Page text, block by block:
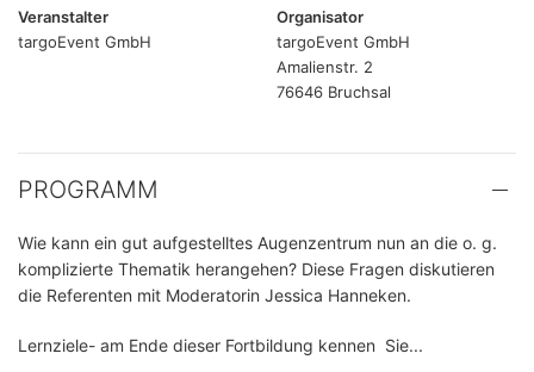
Veranstalter
targoEvent GmbH
Organisator
targoEvent GmbH
Amalienstr. 2
76646 Bruchsal
PROGRAMM
Wie kann ein gut aufgestelltes Augenzentrum nun an die o. g.
komplizierte Thematik herangehen? Diese Fragen diskutieren
die Referenten mit Moderatorin Jessica Hanneken.
Lernziele- am Ende dieser Fortbildung kennen Sie...